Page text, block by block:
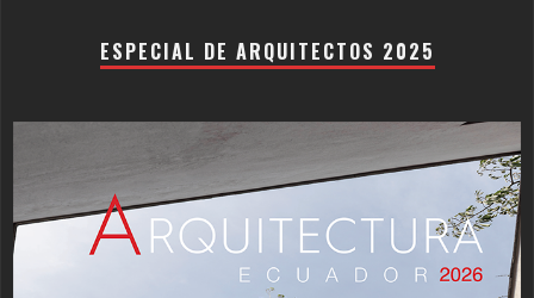
ESPECIAL DE ARQUITECTOS 2025